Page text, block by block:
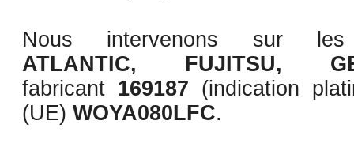
Nous intervenons sur
ATLANTIC, FUJITSU,
fabricant 169187 (indication
(UE) WOYA080LFC.